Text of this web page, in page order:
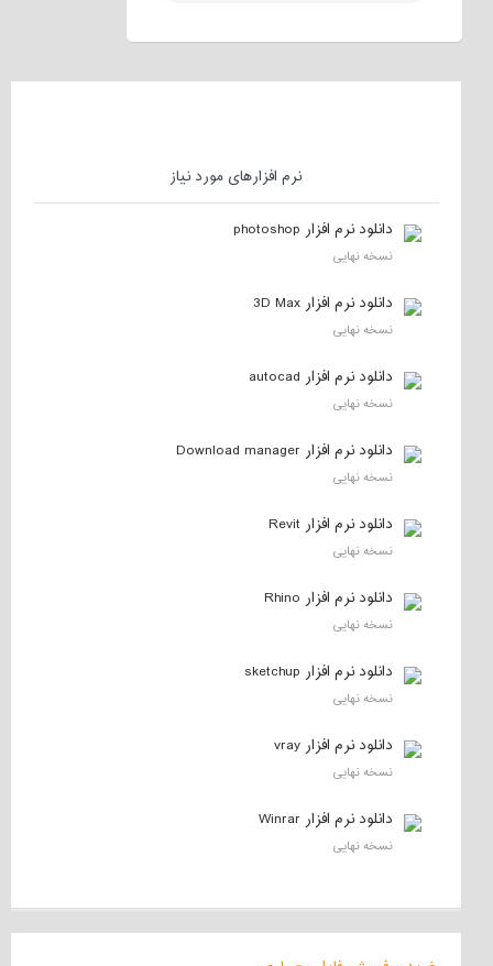
نرم افزارهای مورد نیاز
دانلود نرم افزار photoshop
نسخه نهایی
دانلود نرم افزار 3D Max
نسخه نهایی
دانلود نرم افزار autocad
نسخه نهایی
دانلود نرم افزار Download manager
نسخه نهایی
دانلود نرم افزار Revit
نسخه نهایی
دانلود نرم افزار Rhino
نسخه نهایی
دانلود نرم افزار sketchup
نسخه نهایی
دانلود نرم افزار vray
نسخه نهایی
دانلود نرم افزار Winrar
نسخه نهایی